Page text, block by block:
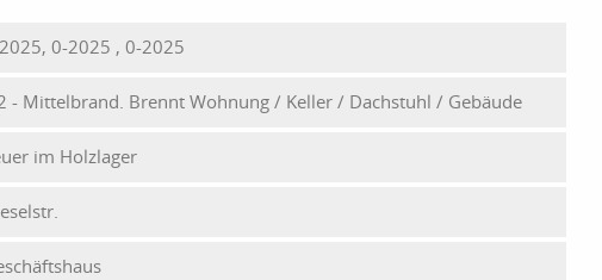
0-2025 , 0-2025
- Mittelbrand. Brennt Wohnung / Keller / Dachstuhl / Gebäude
im Holzlager